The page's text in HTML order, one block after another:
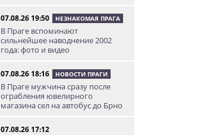
07.08.26 19:50 НЕЗНАКОМАЯ ПРАГА
В Праге вспоминают
сильнейшее наводнение 2002
года: фото и видео
07.08.26 18:16 НОВОСТИ ПРАГИ
В Праге мужчина сразу после
ограбления ювелирного
магазина сел на автобус до Брно
07.08.26 17:12